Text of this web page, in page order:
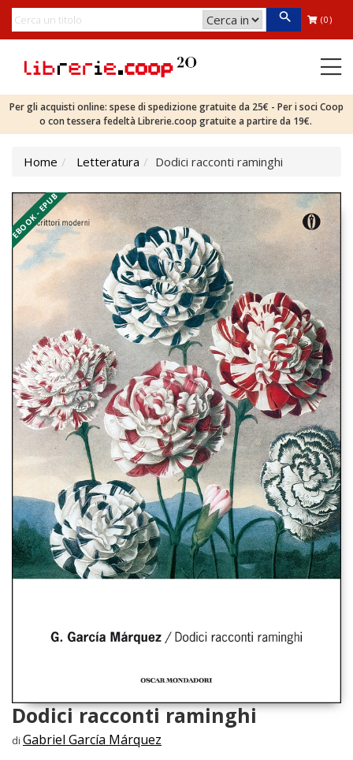
(0)
Per gli acquisti online: spese di spedizione gratuite da 25€ - Per i soci Coop
o con tessera fedeltà Librerie.coop gratuite a partire da 19€.
Home Letteratura Dodici racconti raminghi
EBOOK - EPUB
Dodici racconti raminghi
di Gabriel García Márquez